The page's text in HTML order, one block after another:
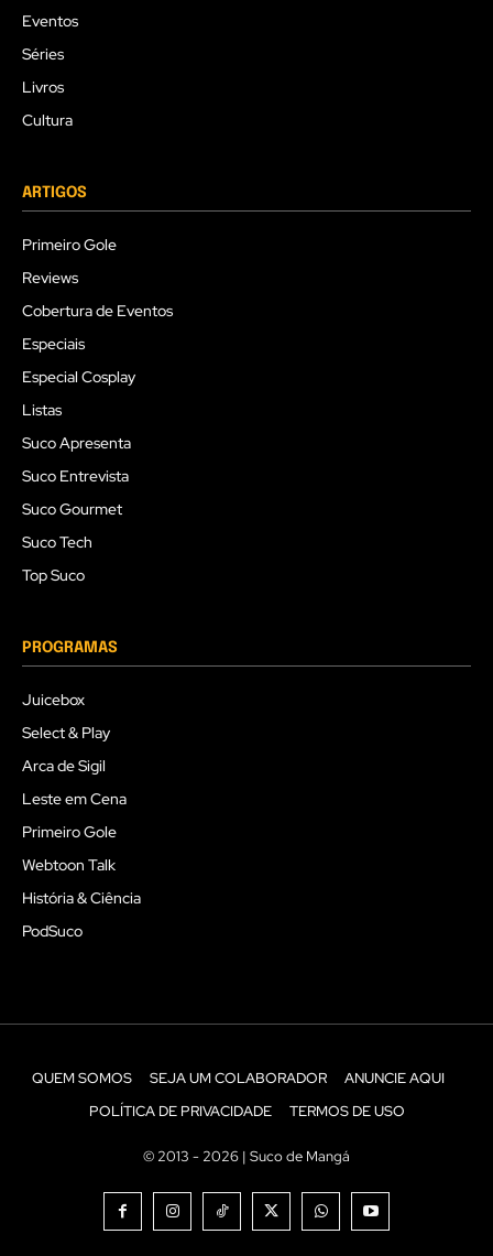
Eventos
Séries
Livros
Cultura
ARTIGOS
Primeiro Gole
Reviews
Cobertura de Eventos
Especiais
Especial Cosplay
Listas
Suco Apresenta
Suco Entrevista
Suco Gourmet
Suco Tech
Top Suco
PROGRAMAS
Juicebox
Select & Play
Arca de Sigil
Leste em Cena
Primeiro Gole
Webtoon Talk
História & Ciência
PodSuco
QUEM SOMOS SEJA UM COLABORADOR
ANUNCIE AQUI
POLÍTICA DE PRIVACIDADE
TERMOS DE USO
© 2013 - 2026 | Suco de Mangá